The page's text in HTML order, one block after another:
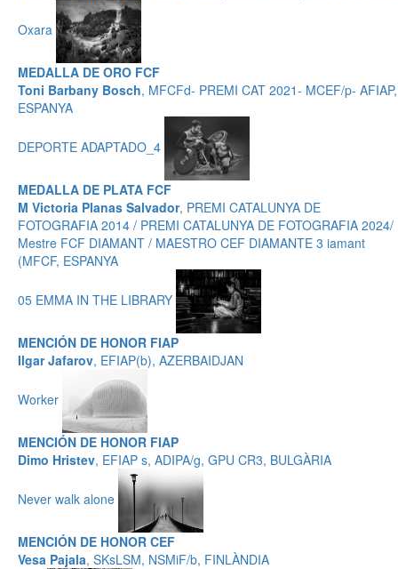
Oxara
MEDALLA DE ORO FCF
Toni Barbany Bosch, MFCFd- PREMI CAT 2021- MCEF/p- AFIAP,
ESPANYA
DEPORTE ADAPTADO_4
MEDALLA DE PLATA FCF
M Victoria Planas Salvador, PREMI CATALUNYA DE
FOTOGRAFIA 2014 / PREMI CATALUNYA DE FOTOGRAFIA 2024/
Mestre FCF DIAMANT / MAESTRO CEF DIAMANTE 3 iamant
(MFCF, ESPANYA
05 EMMA IN THE LIBRARY
MENCIÓN DE HONOR FIAP
Ilgar Jafarov, EFIAP(b), AZERBAIDJAN
Worker
MENCIÓN DE HONOR FIAP
Dimo Hristev, EFIAP s, ADIPA/g, GPU CR3, BULGÀRIA
Never walk alone
MENCIÓN DE HONOR CEF
Vesa Pajala, SKsLSM, NSMiF/b, FINLÀNDIA